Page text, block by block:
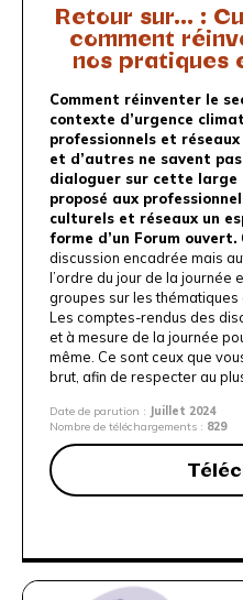
Retour sur... :
comment
nos pratiques
Comment réinventer le
contexte d’urgence
professionnels et
et d’autres ne savent
dialoguer sur cette large
proposé aux
culturels et réseaux un
forme d’un Forum ouvert.
discussion encadrée mais
l’ordre du jour de la journée
groupes sur les
Les comptes-rendus des
et à mesure de la journée
même. Ce sont ceux que
brut, afin de respecter au
Date de parution : Juillet 2024
Nombre de téléchargements : 829